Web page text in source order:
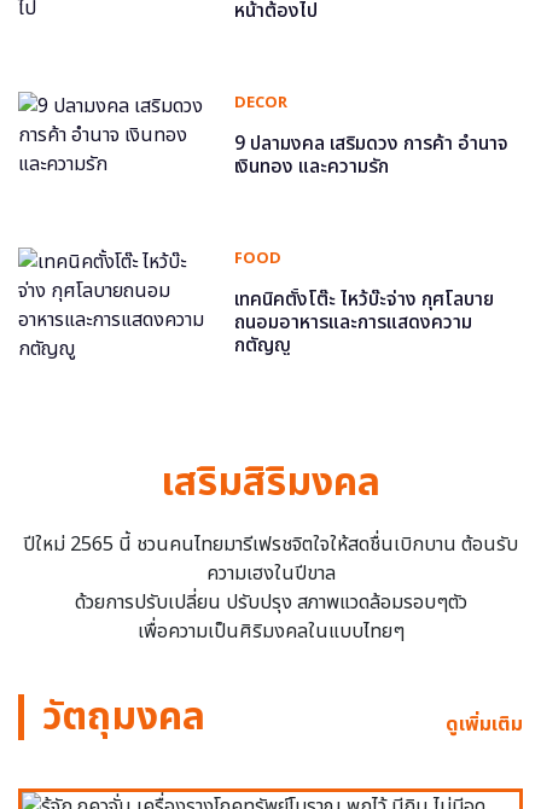
หน้าต้องไป
DECOR
9 ปลามงคล เสริมดวง การค้า อำนาจ
เงินทอง และความรัก
FOOD
เทคนิคตั้งโต๊ะ ไหว้บ๊ะจ่าง กุศโลบาย
ถนอมอาหารและการแสดงความ
กตัญญู
เสริมสิริมงคล
ปีใหม่ 2565 นี้ ชวนคนไทยมารีเฟรชจิตใจให้สดชื่นเบิกบาน ต้อนรับ
ความเฮงในปีขาล
ด้วยการปรับเปลี่ยน ปรับปรุง สภาพแวดล้อมรอบๆตัว
เพื่อความเป็นศิริมงคลในแบบไทยๆ
วัตถุมงคล ดูเพิ่มเติม